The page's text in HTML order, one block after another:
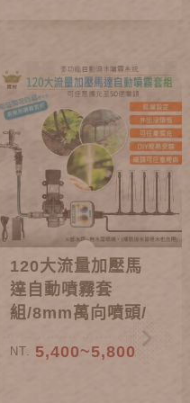
120大流量加壓馬
達自動噴霧套
組/8mm萬向噴頭/
NT. 5,400~5,800